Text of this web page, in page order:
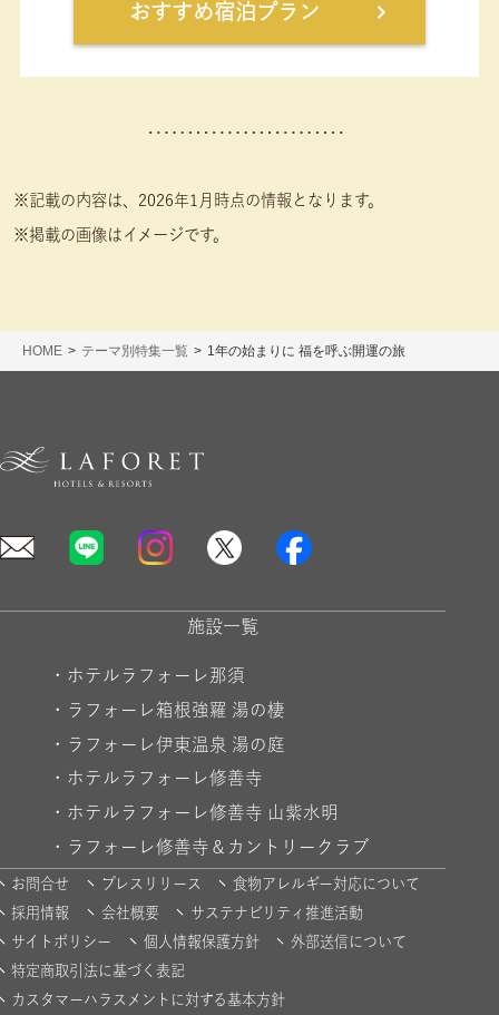
HOME テーマ別特集一覧 1年の始まりに 福を呼ぶ開運の旅
おすすめ宿泊プラン
※記載の内容は、2026年1月時点の情報となります。
※掲載の画像はイメージです。
施設一覧
・ ホテルラフォーレ那須
・
ラフォーレ箱根強羅 湯の棲
・
ラフォーレ伊東温泉 湯の庭
・ ホテルラフォーレ修善寺
・ ホテルラフォーレ修善寺 山紫水明
・
ラフォーレ修善寺＆カントリークラブ
お問合せ プレスリリース
食物アレルギー対応について
採用情報
会社概要
サステナビリティ推進活動
サイトポリシー
個人情報保護方針
外部送信について
特定商取引法に基づく表記
カスタマーハラスメントに対する基本方針